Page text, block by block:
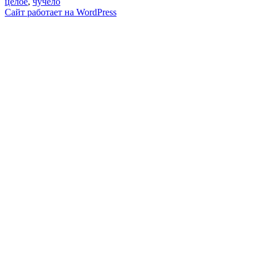
Сайт работает на WordPress